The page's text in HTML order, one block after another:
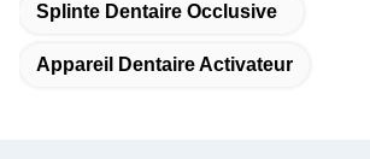
Splinte Dentaire Occlusive
Appareil Dentaire Activateur